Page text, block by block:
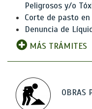
Peligrosos y/o
Corte de pasto
Denuncia de
MÁS TRÁMITES
OBRAS